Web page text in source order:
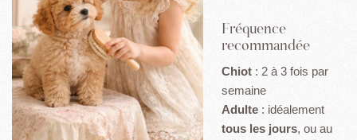
Fréquence
recommandée
Chiot : 2 à 3 fois par
semaine
Adulte : idéalement
tous les jours, ou au